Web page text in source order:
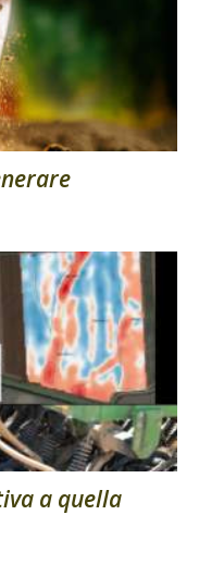
a quella